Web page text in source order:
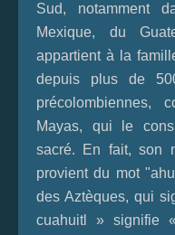
Sud, notamment
Mexique, du
appartient à la
depuis plus de
précolombiennes,
Mayas, qui le
sacré. En fait, son
provient du mot
des Aztèques, qui
cuahuitl » signifie